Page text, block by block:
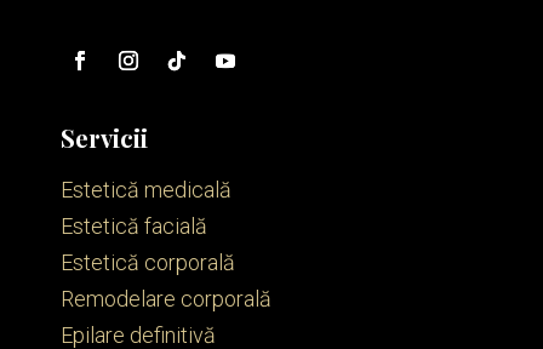
Servicii
Estetică medicală
Estetică facială
Estetică corporală
Remodelare corporală
Epilare definitivă